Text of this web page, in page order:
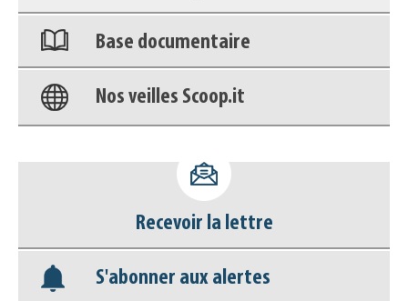
Base documentaire
Nos veilles Scoop.it
Recevoir la lettre
S'abonner aux alertes